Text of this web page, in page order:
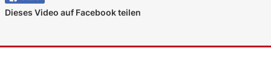
Dieses Video auf Facebook teilen